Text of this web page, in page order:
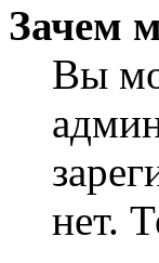
Зачем
Вы
нет.